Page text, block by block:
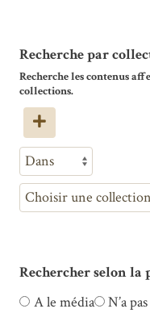
Recherche par
Recherche les contenus
collections.
Rechercher selon la
A le média
N’a